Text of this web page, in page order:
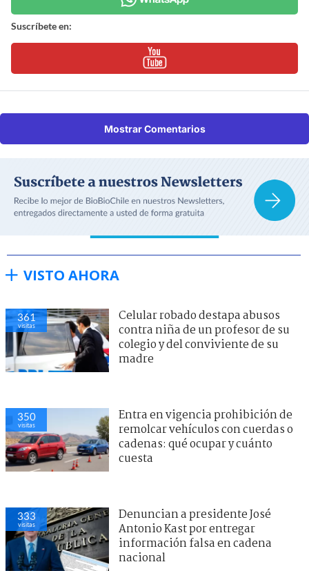
Suscríbete en:
Mostrar Comentarios
VISTO AHORA
361
visitas
Celular robado destapa abusos
contra niña de un profesor de su
colegio y del conviviente de su
madre
350
visitas
Entra en vigencia prohibición de
remolcar vehículos con cuerdas o
cadenas: qué ocupar y cuánto
cuesta
333
visitas
Denuncian a presidente José
Antonio Kast por entregar
información falsa en cadena
nacional